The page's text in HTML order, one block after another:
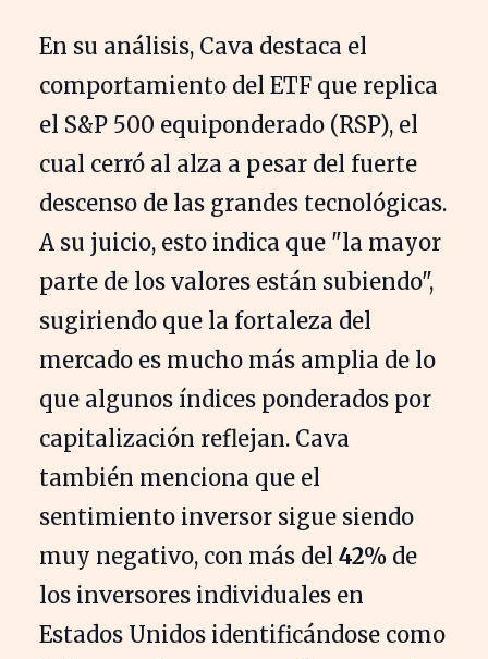
En su análisis, Cava destaca el
comportamiento del ETF que replica
el S&P 500 equiponderado (RSP), el
cual cerró al alza a pesar del fuerte
descenso de las grandes tecnológicas.
A su juicio, esto indica que "la mayor
parte de los valores están subiendo",
sugiriendo que la fortaleza del
mercado es mucho más amplia de lo
que algunos índices ponderados por
capitalización reflejan. Cava
también menciona que el
sentimiento inversor sigue siendo
muy negativo, con más del 42% de
los inversores individuales en
Estados Unidos identificándose como